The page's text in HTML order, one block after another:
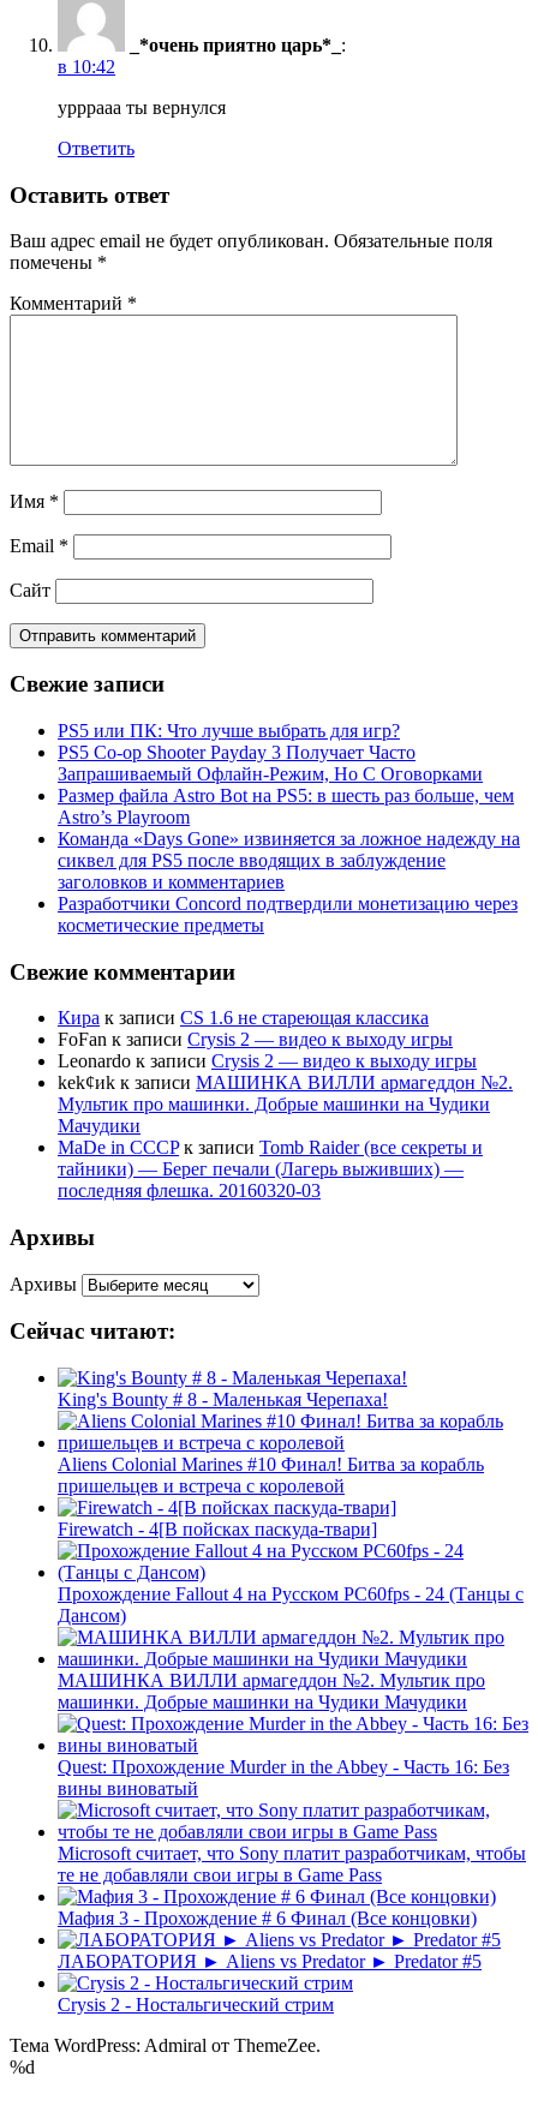
_*очень приятно царь*_ :
в 10:42
урррааа ты вернулся
Ответить
Оставить ответ
Ваш адрес email не будет опубликован. Обязательные поля
помечены *
Комментарий *
Имя *
Email *
Сайт
Свежие записи
PS5 или ПК: Что лучше выбрать для игр?
PS5 Co-op Shooter Payday 3 Получает Часто
Запрашиваемый Офлайн-Режим, Но С Оговорками
Размер файла Astro Bot на PS5: в шесть раз больше, чем
Astro’s Playroom
Команда «Days Gone» извиняется за ложное надежду на
сиквел для PS5 после вводящих в заблуждение
заголовков и комментариев
Разработчики Concord подтвердили монетизацию через
косметические предметы
Свежие комментарии
Кира к записи CS 1.6 не стареющая классика
FoFan к записи Crysis 2 — видео к выходу игры
Leonardo к записи Crysis 2 — видео к выходу игры
kek¢иk к записи МАШИНКА ВИЛЛИ армагеддон №2.
Мультик про машинки. Добрые машинки на Чудики
Мачудики
MaDe in CCCPк записи Tomb Raider (все секреты и
тайники) — Берег печали (Лагерь выживших) —
последняя флешка. 20160320-03
Архивы
Архивы
Сейчас читают:
King's Bounty # 8 - Маленькая Черепаха!
Aliens Colonial Marines #10 Финал! Битва за корабль
пришельцев и встреча с королевой
Firewatch - 4[В пойсках паскуда-твари]
Прохождение Fallout 4 на Русском PС60fps - 24 (Танцы с
Дансом)
МАШИНКА ВИЛЛИ армагеддон №2. Мультик про
машинки. Добрые машинки на Чудики Мачудики
Quest: Прохождение Murder in the Abbey - Часть 16: Без
вины виноватый
Microsoft считает, что Sony платит разработчикам, чтобы
те не добавляли свои игры в Game Pass
Мафия 3 - Прохождение # 6 Финал (Все концовки)
ЛАБОРАТОРИЯ ► Aliens vs Predator ► Predator #5
Crysis 2 - Ностальгический стрим
Тема WordPress: Admiral от ThemeZee.
%d